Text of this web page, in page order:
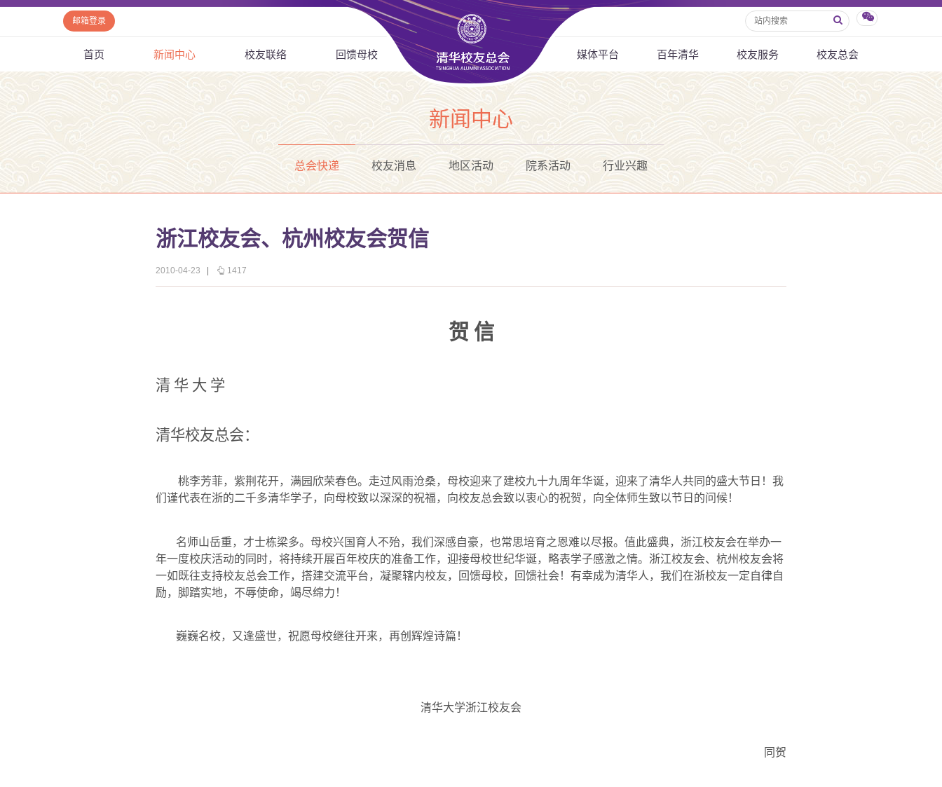
邮箱登录
首页 新闻中心 校友联络 回馈母校 媒体平台 百年清华 校友服务 校友总会
新闻中心
总会快递 校友消息 地区活动 院系活动 行业兴趣
浙江校友会、杭州校友会贺信
2010-04-23 1417
贺 信
清 华 大 学
清华校友总会：
桃李芳菲，紫荆花开，满园欣荣春色。走过风雨沧桑，母校迎来了建校九十九周年华诞，迎来了清华人共同的盛大节日！我
们谨代表在浙的二千多清华学子，向母校致以深深的祝福，向校友总会致以衷心的祝贺，向全体师生致以节日的问候！
名师山岳重，才士栋梁多。母校兴国育人不殆，我们深感自豪，也常思培育之恩难以尽报。值此盛典，浙江校友会在举办一
年一度校庆活动的同时，将持续开展百年校庆的准备工作，迎接母校世纪华诞，略表学子感激之情。浙江校友会、杭州校友会将
一如既往支持校友总会工作，搭建交流平台，凝聚辖内校友，回馈母校，回馈社会！有幸成为清华人，我们在浙校友一定自律自
励，脚踏实地，不辱使命，竭尽绵力！
巍巍名校，又逢盛世，祝愿母校继往开来，再创辉煌诗篇！
清华大学浙江校友会
同贺